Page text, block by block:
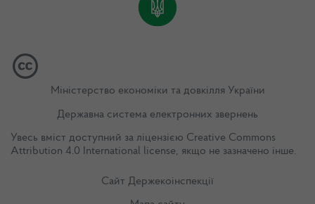
Міністерство економіки та довкілля України
Державна система електронних звернень
Увесь вміст доступний за ліцензією Creative Commons
Attribution 4.0 International license, якщо не зазначено інше.
Сайт Держекоінспекції